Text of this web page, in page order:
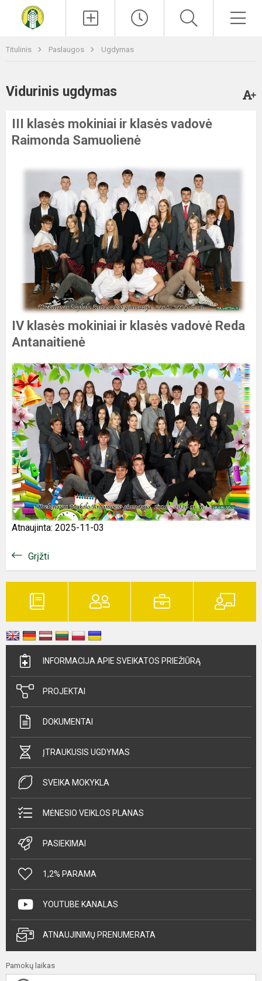
Titulinis Paslaugos Ugdymas
Vidurinis ugdymas
III klasės mokiniai ir klasės vadovė
Raimonda Samuolienė
IV klasės mokiniai ir klasės vadovė Reda
Antanaitienė
Atnaujinta: 2025-11-03
Grįžti
INFORMACIJA APIE SVEIKATOS PRIEŽIŪRĄ
PROJEKTAI
DOKUMENTAI
ĮTRAUKUSIS UGDYMAS
SVEIKA MOKYKLA
MĖNESIO VEIKLOS PLANAS
PASIEKIMAI
1,2% PARAMA
YOUTUBE KANALAS
ATNAUJINIMŲ PRENUMERATA
Pamokų laikas